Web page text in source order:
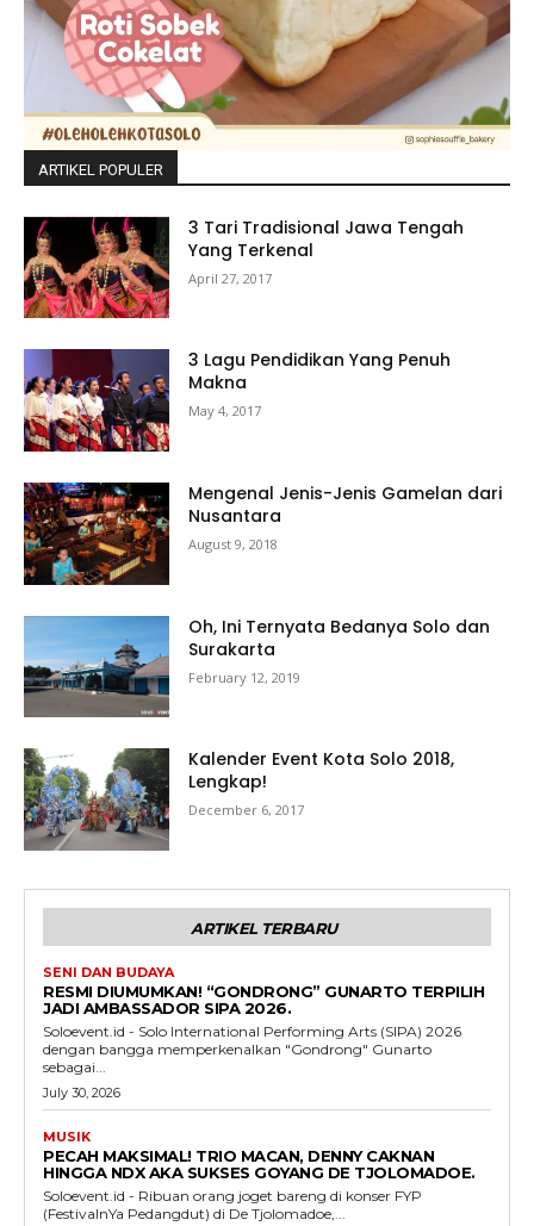
ARTIKEL POPULER
3 Tari Tradisional Jawa Tengah
Yang Terkenal
April 27, 2017
3 Lagu Pendidikan Yang Penuh
Makna
May 4, 2017
Mengenal Jenis-Jenis Gamelan dari
Nusantara
August 9, 2018
Oh, Ini Ternyata Bedanya Solo dan
Surakarta
February 12, 2019
Kalender Event Kota Solo 2018,
Lengkap!
December 6, 2017
ARTIKEL TERBARU
SENI DAN BUDAYA
RESMI DIUMUMKAN! “GONDRONG” GUNARTO TERPILIH
JADI AMBASSADOR SIPA 2026.
Soloevent.id - Solo International Performing Arts (SIPA) 2026
dengan bangga memperkenalkan "Gondrong" Gunarto
sebagai...
July 30, 2026
MUSIK
PECAH MAKSIMAL! TRIO MACAN, DENNY CAKNAN
HINGGA NDX AKA SUKSES GOYANG DE TJOLOMADOE.
Soloevent.id - Ribuan orang joget bareng di konser FYP
(FestivalnYa Pedangdut) di De Tjolomadoe,...